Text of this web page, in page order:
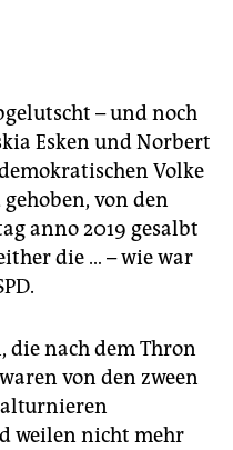
– und noch
Esken und Norbert
Volke
von den
anno 2019 gesalbt
die … – wie war
die nach dem Thron
von den zween
weilen nicht mehr